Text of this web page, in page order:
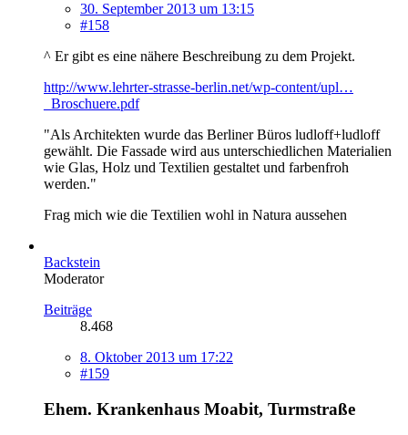
30. September 2013 um 13:15
#158
^ Er gibt es eine nähere Beschreibung zu dem Projekt.
http://www.lehrter-strasse-berlin.net/wp-content/upl…
_Broschuere.pdf
"Als Architekten wurde das Berliner Büros ludloff+ludloff
gewählt. Die Fassade wird aus unterschiedlichen Materialien
wie Glas, Holz und Textilien gestaltet und farbenfroh
werden."
Frag mich wie die Textilien wohl in Natura aussehen
Backstein
Moderator
Beiträge
8.468
8. Oktober 2013 um 17:22
#159
Ehem. Krankenhaus Moabit, Turmstraße